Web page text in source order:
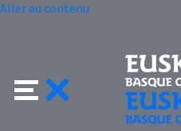
Aller au contenu